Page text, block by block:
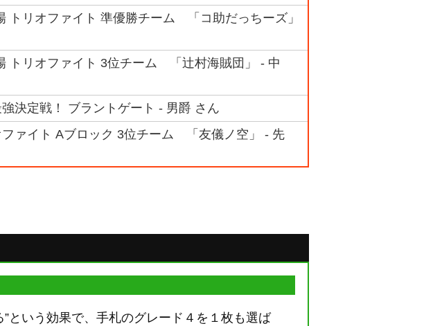
トリオファイト 準優勝チーム 「コ助だっちーズ」
トリオファイト 3位チーム 「辻村海賊団」 - 中
決定戦！ ブラントゲート - 男爵 さん
ァイト Aブロック 3位チーム 「友儀ノ空」 - 先
という効果で、手札のグレード４を１枚も選ば